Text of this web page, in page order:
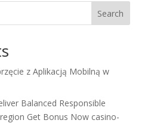
Search
z Aplikacją Mobilną w
Balanced Responsible
Get Bonus Now casino-